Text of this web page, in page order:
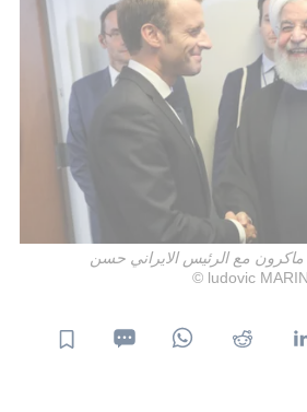
ماكرون مع الرئيس الايراني حسن
ludovic MARIN